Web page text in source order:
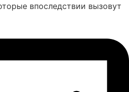
впоследствии вызовут